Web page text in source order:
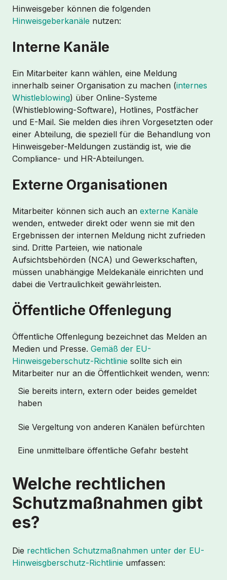
Hinweisgeber können die folgenden
Hinweisgeberkanäle nutzen:
Interne Kanäle
Ein Mitarbeiter kann wählen, eine Meldung
innerhalb seiner Organisation zu machen (internes
Whistleblowing) über Online-Systeme
(Whistleblowing-Software), Hotlines, Postfächer
und E-Mail. Sie melden dies ihren Vorgesetzten oder
einer Abteilung, die speziell für die Behandlung von
Hinweisgeber-Meldungen zuständig ist, wie die
Compliance- und HR-Abteilungen.
Externe Organisationen
Mitarbeiter können sich auch an externe Kanäle
wenden, entweder direkt oder wenn sie mit den
Ergebnissen der internen Meldung nicht zufrieden
sind. Dritte Parteien, wie nationale
Aufsichtsbehörden (NCA) und Gewerkschaften,
müssen unabhängige Meldekanäle einrichten und
dabei die Vertraulichkeit gewährleisten.
Öffentliche Offenlegung
Öffentliche Offenlegung bezeichnet das Melden an
Medien und Presse. Gemäß der EU-
Hinweisgeberschutz-Richtlinie sollte sich ein
Mitarbeiter nur an die Öffentlichkeit wenden, wenn:
Sie bereits intern, extern oder beides gemeldet
haben
Sie Vergeltung von anderen Kanälen befürchten
Eine unmittelbare öffentliche Gefahr besteht
Welche rechtlichen
Schutzmaßnahmen gibt
es?
Die rechtlichen Schutzmaßnahmen unter der EU-
Hinweisgberschutz-Richtlinie umfassen: